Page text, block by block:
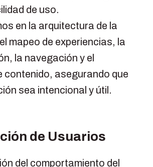
de uso.
en la arquitectura de la
mapeo de experiencias, la
la navegación y el
contenido, asegurando que
sea intencional y útil.
de Usuarios
del comportamiento del